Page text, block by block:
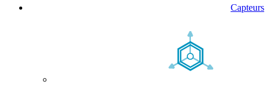
Capteurs